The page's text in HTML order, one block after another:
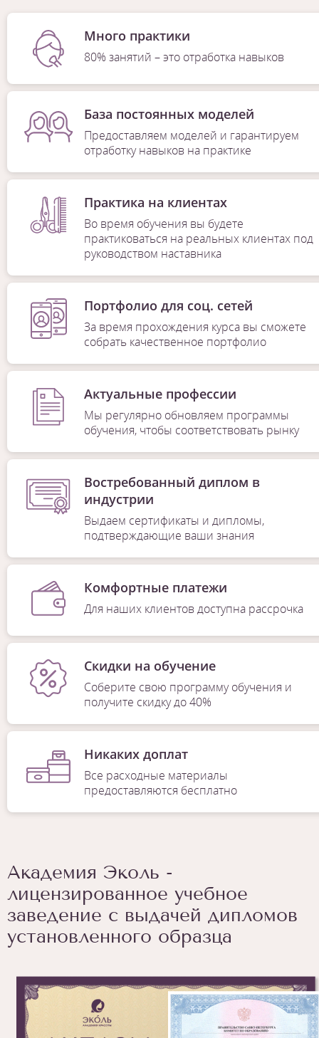
Много практики
80% занятий – это отработка навыков
База постоянных моделей
Предоставляем моделей и гарантируем
отработку навыков на практике
Практика на клиентах
Во время обучения вы будете
практиковаться на реальных клиентах под
руководством наставника
Портфолио для соц. сетей
За время прохождения курса вы сможете
собрать качественное портфолио
Актуальные профессии
Мы регулярно обновляем программы
обучения, чтобы соответствовать рынку
Востребованный диплом в
индустрии
Выдаем сертификаты и дипломы,
подтверждающие ваши знания
Комфортные платежи
Для наших клиентов доступна рассрочка
Скидки на обучение
Соберите свою программу обучения и
получите скидку до 40%
Никаких доплат
Все расходные материалы
предоставляются бесплатно
Академия Эколь -
лицензированное учебное
заведение с выдачей дипломов
установленного образца